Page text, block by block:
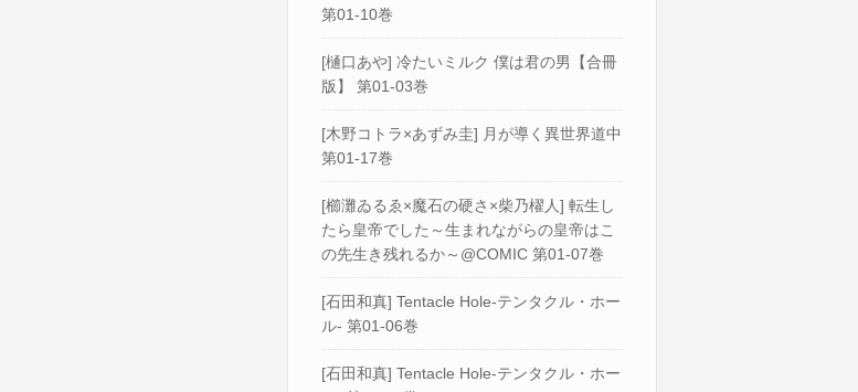
第01-10巻
[樋口あや] 冷たいミルク 僕は君の男【合冊
版】 第01-03巻
[木野コトラ×あずみ圭] 月が導く異世界道中
第01-17巻
[櫛灘ゐるゑ×魔石の硬さ×柴乃櫂人] 転生し
たら皇帝でした～生まれながらの皇帝はこ
の先生き残れるか～@COMIC 第01-07巻
[石田和真] Tentacle Hole-テンタクル・ホー
ル- 第01-06巻
[石田和真] Tentacle Hole-テンタクル・ホー